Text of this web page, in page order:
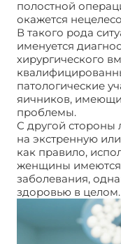
полостной
окажется
В такого рода
именуется
хирургического
патологические
яичников,
проблемы.
С другой стороны
на экстренную
как правило,
женщины имеются
заболевания,
здоровью в целом.